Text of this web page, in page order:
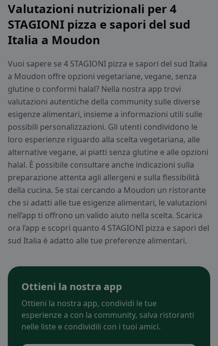
Valutazioni nutrizionali per 4
STAGIONI pizza e sapori del sud
Italia a Moudon
Vuoi sapere se 4 STAGIONI pizza e sapori del sud Italia
a Moudon offre opzioni vegetariane, vegane, senza
glutine o conformi halal? Nella nostra app trovi
valutazioni autentiche della community sulle diverse
esigenze alimentari, insieme a informazioni utili sulle
possibili personalizzazioni. Gli utenti condividono le
loro esperienze riguardo alla scelta vegetariana, alle
alternative vegane, ai piatti senza glutine e alle opzioni
halal. È possibile consultare anche indicazioni sulla
preparazione attenta agli allergeni e sulla flessibilità
della cucina. Se stai cercando a Moudon un ristorante
che si adatti alle tue esigenze alimentari, le valutazioni
nell’app ti offrono un valido aiuto nella scelta. Scarica
ora l’app e scopri quanto 4 STAGIONI pizza e sapori del
sud Italia è adatto alle tue preferenze alimentari.
Ottieni la nostra app
Ottieni la nostra app, condividi le tue
esperienze a con la community, salva ristoranti
nelle liste e condividili con i tuoi amici.